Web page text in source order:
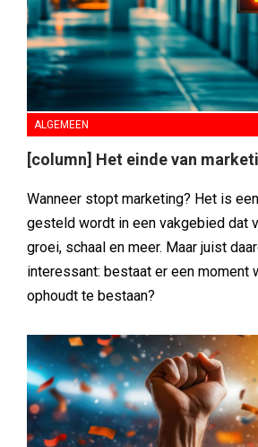
ALGEMEEN
[column] Het einde van
Wanneer stopt marketing? Het is
gesteld wordt in een vakgebied dat
groei, schaal en meer. Maar juist
interessant: bestaat er een moment
ophoudt te bestaan?